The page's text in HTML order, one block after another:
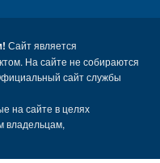
Сайт является
На сайте не собираются
сайт службы
на сайте в целях
владельцам,